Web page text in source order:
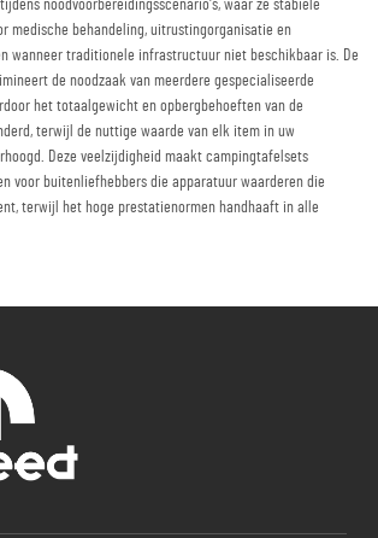
noodvoorbereidingsscenario's, waar ze stabiele
medische behandeling, uitrustingorganisatie en
wanneer traditionele infrastructuur niet beschikbaar is. De
de noodzaak van meerdere gespecialiseerde
het totaalgewicht en opbergbehoeften van de
terwijl de nuttige waarde van elk item in uw
Deze veelzijdigheid maakt campingtafelsets
voor buitenliefhebbers die apparatuur waarderen die
terwijl het hoge prestatienormen handhaaft in alle